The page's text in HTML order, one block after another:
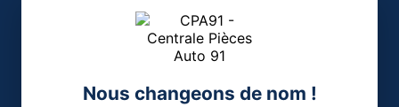
Nous changeons de nom !